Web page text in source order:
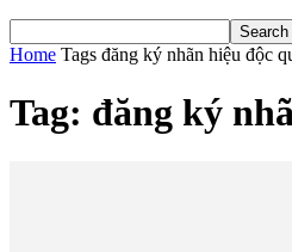
Home Tags đăng ký nhãn hiệu độc
Tag: đăng ký